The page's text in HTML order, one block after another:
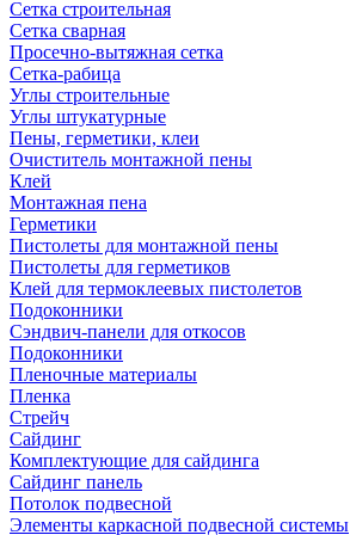
Сетка строительная
Сетка сварная
Просечно-вытяжная сетка
Сетка-рабица
Углы строительные
Углы штукатурные
Пены, герметики, клеи
Очиститель монтажной пены
Клей
Монтажная пена
Герметики
Пистолеты для монтажной пены
Пистолеты для герметиков
Клей для термоклеевых пистолетов
Подоконники
Сэндвич-панели для откосов
Подоконники
Пленочные материалы
Пленка
Стрейч
Сайдинг
Комплектующие для сайдинга
Сайдинг панель
Потолок подвесной
Элементы каркасной подвесной системы